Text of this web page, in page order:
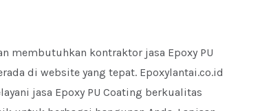
membutuhkan kontraktor jasa Epoxy PU
di website yang tepat. Epoxylantai.co.id
jasa Epoxy PU Coating berkualitas